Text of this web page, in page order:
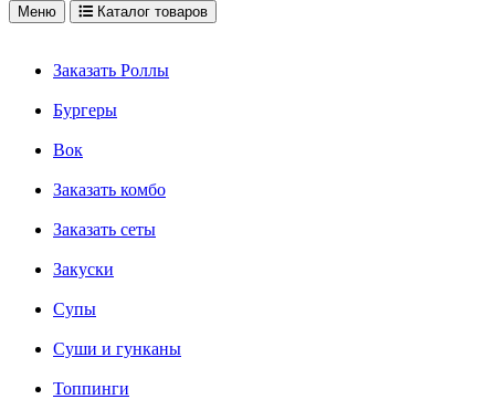
Меню Каталог товаров
Заказать Роллы
Бургеры
Вок
Заказать комбо
Заказать сеты
Закуски
Супы
Суши и гунканы
Топпинги